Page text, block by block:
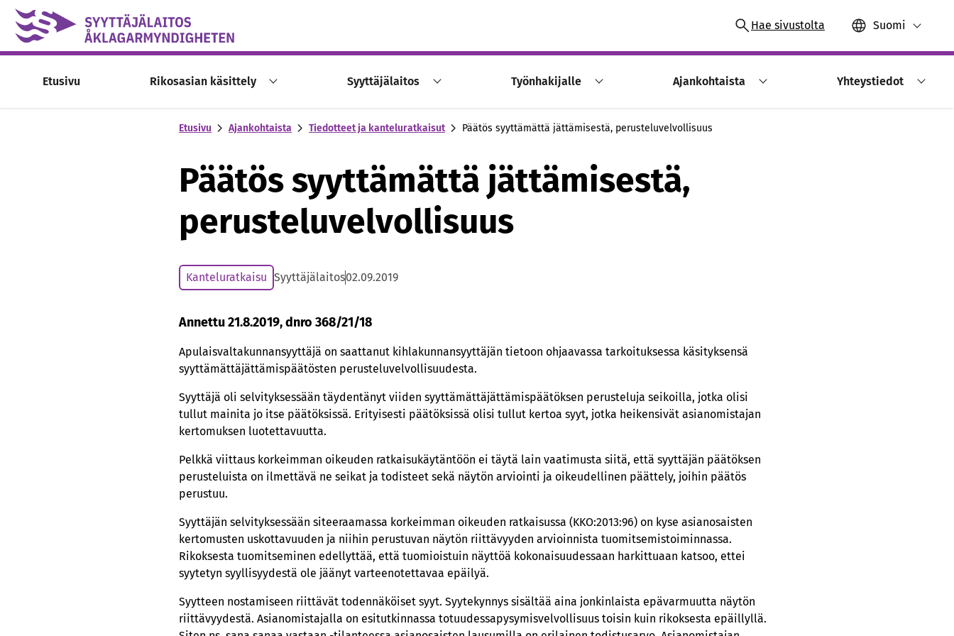
Skip to content -saavutettavuusohje
Hae sivustolta Suomi
Etusivu Rikosasian käsittely Syyttäjälaitos Työnhakijalle Ajankohtaista Yhteystiedot
Etusivu Ajankohtaista Tiedotteet ja kanteluratkaisut Päätös syyttämättä jättämisestä, perusteluvelvollisuus
Päätös syyttämättä jättämisestä,
perusteluvelvollisuus
Kanteluratkaisu Syyttäjälaitos02.09.2019
Annettu 21.8.2019, dnro 368/21/18
Apulaisvaltakunnansyyttäjä on saattanut kihlakunnansyyttäjän tietoon ohjaavassa tarkoituksessa käsityksensä
syyttämättäjättämispäätösten perusteluvelvollisuudesta.
Syyttäjä oli selvityksessään täydentänyt viiden syyttämättäjättämispäätöksen perusteluja seikoilla, jotka olisi
tullut mainita jo itse päätöksissä. Erityisesti päätöksissä olisi tullut kertoa syyt, jotka heikensivät asianomistajan
kertomuksen luotettavuutta.
Pelkkä viittaus korkeimman oikeuden ratkaisukäytäntöön ei täytä lain vaatimusta siitä, että syyttäjän päätöksen
perusteluista on ilmettävä ne seikat ja todisteet sekä näytön arviointi ja oikeudellinen päättely, joihin päätös
perustuu.
Syyttäjän selvityksessään siteeraamassa korkeimman oikeuden ratkaisussa (KKO:2013:96) on kyse asianosaisten
kertomusten uskottavuuden ja niihin perustuvan näytön riittävyyden arvioinnista tuomitsemistoiminnassa.
Rikoksesta tuomitseminen edellyttää, että tuomioistuin näyttöä kokonaisuudessaan harkittuaan katsoo, ettei
syytetyn syyllisyydestä ole jäänyt varteenotettavaa epäilyä.
Syytteen nostamiseen riittävät todennäköiset syyt. Syytekynnys sisältää aina jonkinlaista epävarmuutta näytön
riittävyydestä. Asianomistajalla on esitutkinnassa totuudessapysymisvelvollisuus toisin kuin rikoksesta epäillyllä.